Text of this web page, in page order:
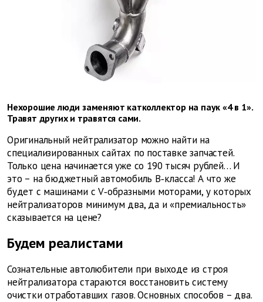
Нехорошие люди заменяют катколлектор на паук «4 в 1».
Травят других и травятся сами.
Оригинальный нейтрализатор можно найти на
специализированных сайтах по поставке запчастей.
Только цена начинается уже со 190 тысяч рублей… И
это – на бюджетный автомобиль В‑класса! А что же
будет с машинами с V‑образными моторами, у которых
нейтрализаторов минимум два, да и «премиальность»
сказывается на цене?
Будем реалистами
Сознательные автолюбители при выходе из строя
нейтрализатора стараются восстановить систему
очистки отработавших газов. Основных способов – два.